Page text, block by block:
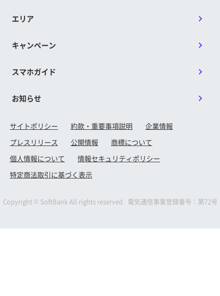
エリア
キャンペーン
スマホガイド
お知らせ
サイトポリシー 約款・重要事項説明
企業情報
プレスリリース
公開情報
商標について
個人情報について
情報セキュリティポリシー
特定商法取引に基づく表示
Copyright © SoftBank All rights reserved. 電気通信事業登録番号：第72号